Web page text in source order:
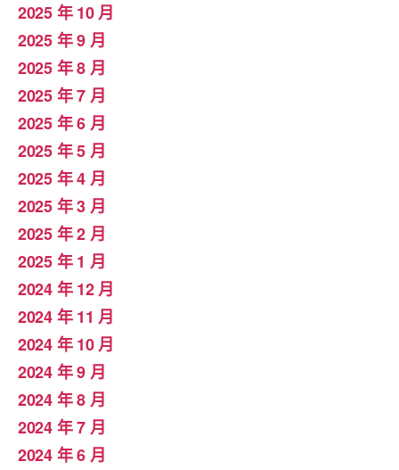
2025 年 10 月
2025 年 9 月
2025 年 8 月
2025 年 7 月
2025 年 6 月
2025 年 5 月
2025 年 4 月
2025 年 3 月
2025 年 2 月
2025 年 1 月
2024 年 12 月
2024 年 11 月
2024 年 10 月
2024 年 9 月
2024 年 8 月
2024 年 7 月
2024 年 6 月